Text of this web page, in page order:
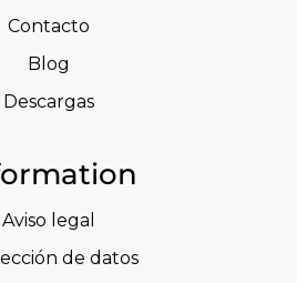
Contacto
Blog
Descargas
Aviso legal
de datos